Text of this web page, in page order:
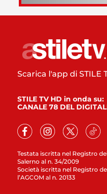
Testata iscritta nel Registro
Salerno al n. 34/2009
Società iscritta nel Registro
l’AGCOM al n. 20133
Scarica l'app di STILE
STILE TV HD in onda su:
CANALE 78 DEL